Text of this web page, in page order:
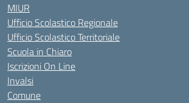
MIUR
Ufficio Scolastico Regionale
Ufficio Scolastico Territoriale
Scuola in Chiaro
Iscrizioni On Line
Invalsi
Comune